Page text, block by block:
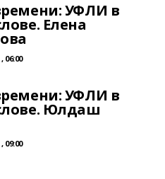
УФЛИ в
Елена
УФЛИ в
Юлдаш